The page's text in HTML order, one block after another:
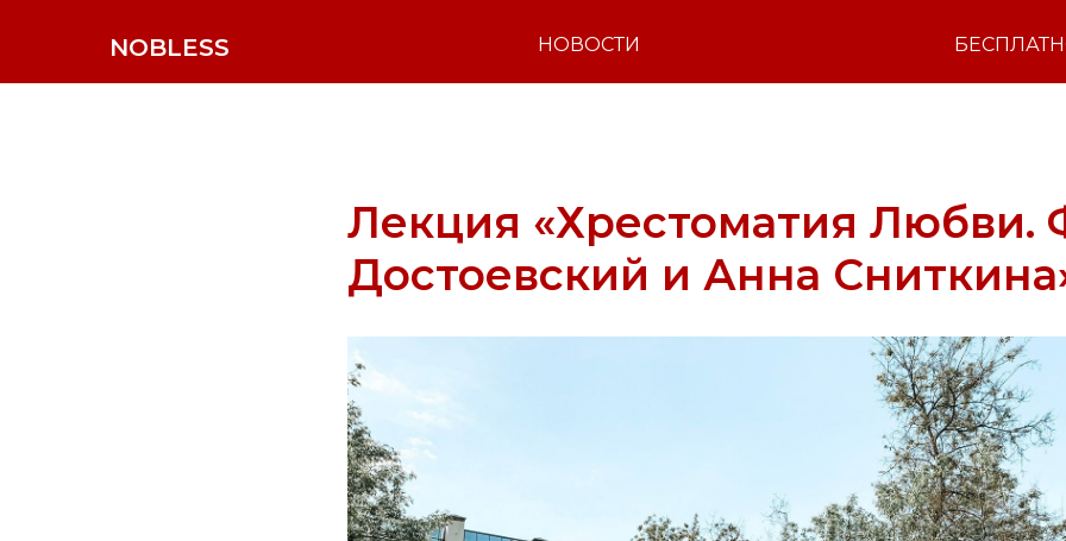
NOBLESS НОВОСТИ
Лекция «Хрестоматия Любви.
Достоевский и Анна